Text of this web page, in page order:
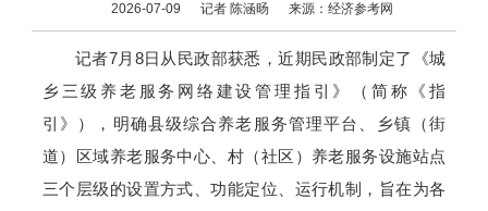
2026-07-09 记者 陈涵旸 来源：经济参考网
记者7月8日从民政部获悉，近期民政部制定了《城
乡三级养老服务网络建设管理指引》（简称《指
引》），明确县级综合养老服务管理平台、乡镇（街
道）区域养老服务中心、村（社区）养老服务设施站点
三个层级的设置方式、功能定位、运行机制，旨在为各